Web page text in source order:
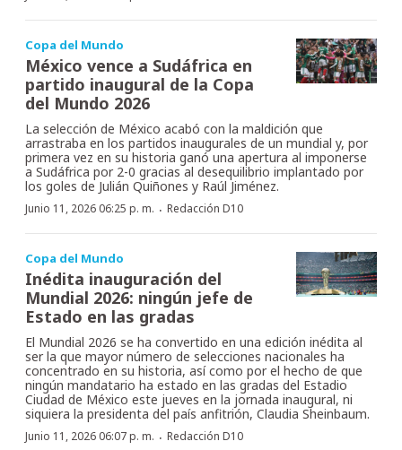
Copa del Mundo
México vence a Sudáfrica en
partido inaugural de la Copa
del Mundo 2026
La selección de México acabó con la maldición que
arrastraba en los partidos inaugurales de un mundial y, por
primera vez en su historia ganó una apertura al imponerse
a Sudáfrica por 2-0 gracias al desequilibrio implantado por
los goles de Julián Quiñones y Raúl Jiménez.
Junio 11, 2026 06:25 p. m. · Redacción D10
Copa del Mundo
Inédita inauguración del
Mundial 2026: ningún jefe de
Estado en las gradas
El Mundial 2026 se ha convertido en una edición inédita al
ser la que mayor número de selecciones nacionales ha
concentrado en su historia, así como por el hecho de que
ningún mandatario ha estado en las gradas del Estadio
Ciudad de México este jueves en la jornada inaugural, ni
siquiera la presidenta del país anfitrión, Claudia Sheinbaum.
Junio 11, 2026 06:07 p. m. · Redacción D10